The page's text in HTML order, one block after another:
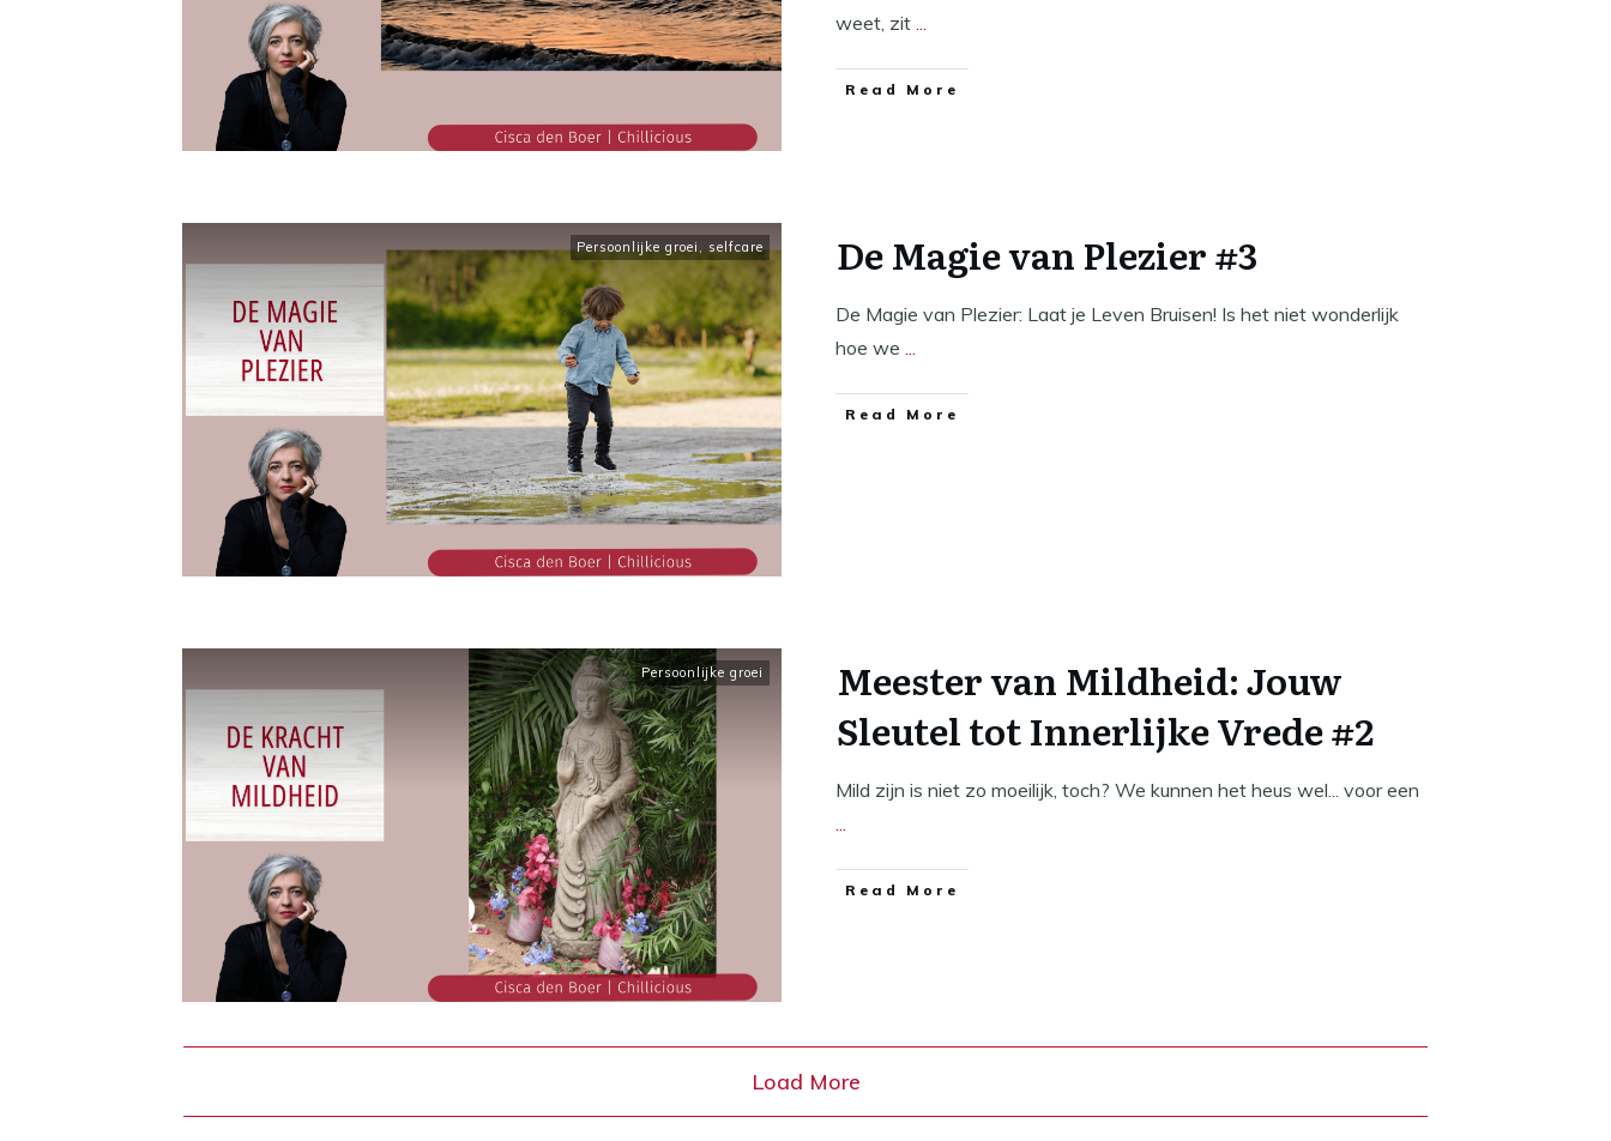
weet, zit
​Read More
Persoonlijke groei,selfcare De Magie van Plezier #3
De Magie van Plezier: Laat je Leven Bruisen! Is het niet wonderlijk
hoe we
​Read More
Persoonlijke groei
Meester van Mildheid: Jouw
Sleutel tot Innerlijke Vrede #2
Mild zijn is niet zo moeilijk, toch? We kunnen het heus wel... voor een
​Read More
Load More